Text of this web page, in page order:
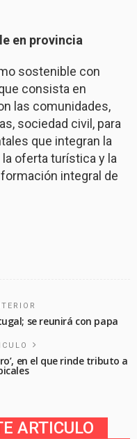
en provincia
sostenible con
consista en
las comunidades,
sociedad civil, para
que integran la
oferta turística y la
integral de
se reunirá con papa
en el que rinde tributo a
ARTICULO